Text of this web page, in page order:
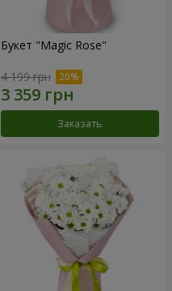
Букет "Magic Rose"
4 199 грн
Заказать